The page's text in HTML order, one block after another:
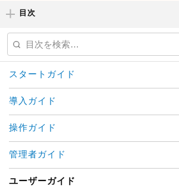
目次
スタートガイド
導入ガイド
操作ガイド
管理者ガイド
ユーザーガイド